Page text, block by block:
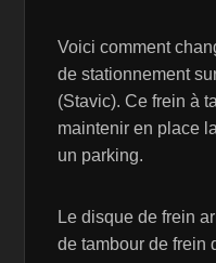
Voici comment
de stationnement
(Stavic). Ce frein à
maintenir en place
un parking.
Le disque de frein
de tambour de frein